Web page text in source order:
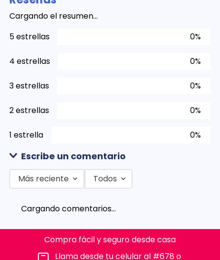
Cargando el resumen…
5 estrellas
0%
4 estrellas 0%
3 estrellas 0%
2 estrellas 0%
1 estrella 0%
Escribe un comentario
Título
Califica el producto de 1 a 5 estrellas
Más reciente Todos
Cargando comentarios…
Compra fácil y seguro desde casa
Llama desde tu celular al #678 o